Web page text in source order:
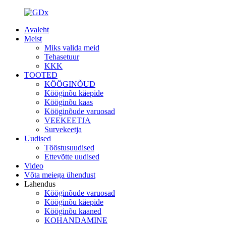
Avaleht
Meist
Miks valida meid
Tehasetuur
KKK
TOOTED
KÖÖGINÕUD
Kööginõu käepide
Kööginõu kaas
Kööginõude varuosad
VEEKEETJA
Survekeetja
Uudised
Tööstusuudised
Ettevõtte uudised
Video
Võta meiega ühendust
Lahendus
Kööginõude varuosad
Kööginõu käepide
Kööginõu kaaned
KOHANDAMINE